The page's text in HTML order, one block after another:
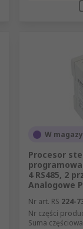
W
Procesor
4 RS485, 2
Analogowe
Nr art. RS 224-
Nr części
Suma